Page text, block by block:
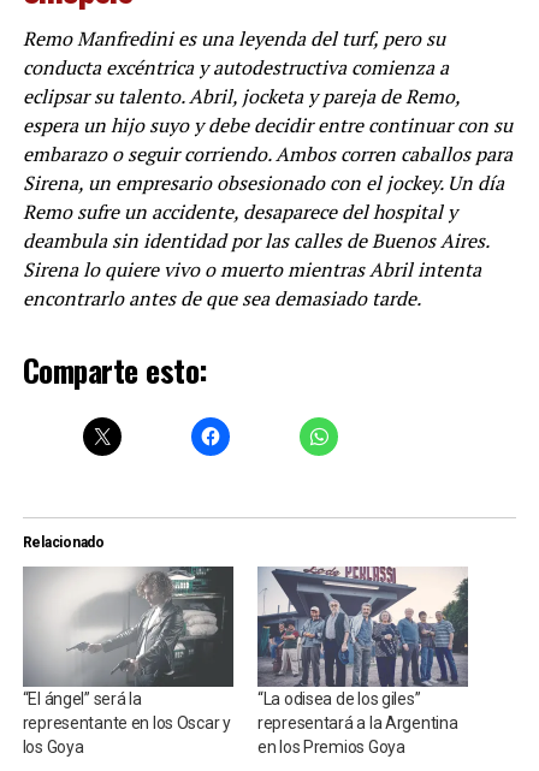
Remo Manfredini es una leyenda del turf, pero su
conducta excéntrica y autodestructiva comienza a
eclipsar su talento. Abril, jocketa y pareja de Remo,
espera un hijo suyo y debe decidir entre continuar con su
embarazo o seguir corriendo. Ambos corren caballos para
Sirena, un empresario obsesionado con el jockey. Un día
Remo sufre un accidente, desaparece del hospital y
deambula sin identidad por las calles de Buenos Aires.
Sirena lo quiere vivo o muerto mientras Abril intenta
encontrarlo antes de que sea demasiado tarde.
Comparte esto:
Relacionado
“El ángel” será la
representante en los Oscar y
los Goya
“La odisea de los giles”
representará a la Argentina
en los Premios Goya